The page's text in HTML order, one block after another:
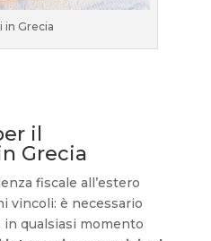
in Grecia
il
Grecia
fiscale all’estero
vincoli: è necessario
qualsiasi momento